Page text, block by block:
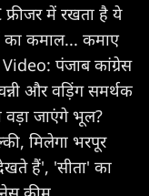
फ्रीजर में रखता है ये
का कमाल... कमाए
Video: पंजाब कांग्रेस
और वड़िंग समर्थक
जाएंगे भूल?
मिलेगा भरपूर
हैं', 'सीता' का